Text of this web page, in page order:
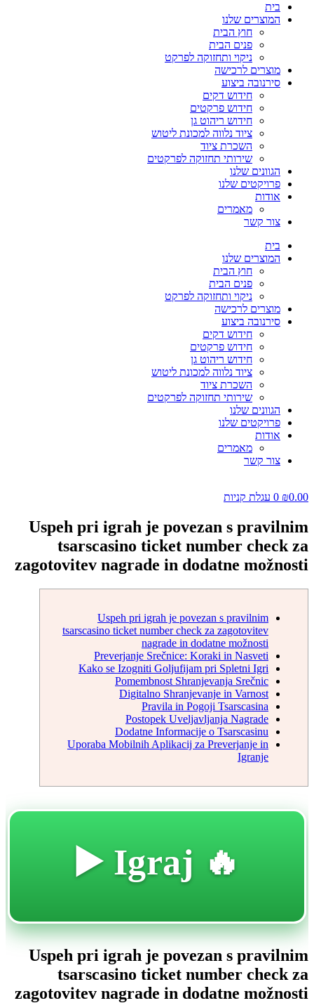
בית
המוצרים שלנו
חוץ הבית
פנים הבית
ניקוי ותחזוקה לפרקט
מוצרים לרכישה
סירנובה ביצוע
חידוש דקים
חידוש פרקטים
חידוש ריהוט גן
ציוד נלווה למכונת ליטוש
השכרת ציוד
שירותי תחזוקה לפרקטים
הגוונים שלנו
פרויקטים שלנו
אודות
מאמרים
צור קשר
בית
המוצרים שלנו
חוץ הבית
פנים הבית
ניקוי ותחזוקה לפרקט
מוצרים לרכישה
סירנובה ביצוע
חידוש דקים
חידוש פרקטים
חידוש ריהוט גן
ציוד נלווה למכונת ליטוש
השכרת ציוד
שירותי תחזוקה לפרקטים
הגוונים שלנו
פרויקטים שלנו
אודות
מאמרים
צור קשר
₪0.00
0 עגלת קניות
Uspeh pri igrah je povezan s pravilnim
tsarscasino ticket number check za
zagotovitev nagrade in dodatne možnosti
Uspeh pri igrah je povezan s pravilnim
tsarscasino ticket number check za zagotovitev
nagrade in dodatne možnosti
Preverjanje Srečnice: Koraki in Nasveti
Kako se Izogniti Goljufijam pri Spletni Igri
Pomembnost Shranjevanja Srečnic
Digitalno Shranjevanje in Varnost
Pravila in Pogoji Tsarscasina
Postopek Uveljavljanja Nagrade
Dodatne Informacije o Tsarscasinu
Uporaba Mobilnih Aplikacij za Preverjanje in
Igranje
🔥 Igraj ▶️
Uspeh pri igrah je povezan s pravilnim
tsarscasino ticket number check za
zagotovitev nagrade in dodatne možnosti